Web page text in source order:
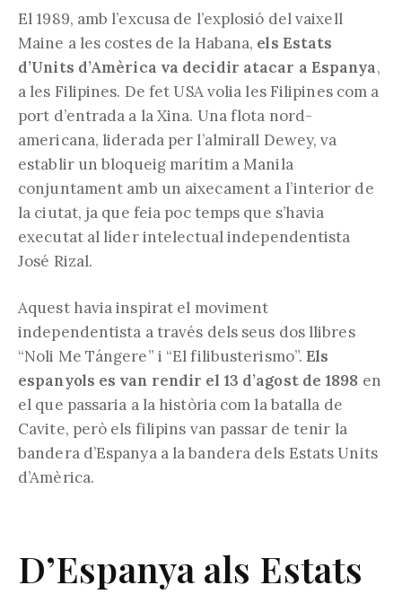
El 1989, amb l’excusa de l’explosió del vaixell
Maine a les costes de la Habana, els Estats
d’Units d’Amèrica va decidir atacar a Espanya,
a les Filipines. De fet USA volia les Filipines com a
port d’entrada a la Xina. Una flota nord-
americana, liderada per l’almirall Dewey, va
establir un bloqueig marítim a Manila
conjuntament amb un aixecament a l’interior de
la ciutat, ja que feia poc temps que s’havia
executat al líder intelectual independentista
José Rizal.
Aquest havia inspirat el moviment
independentista a través dels seus dos llibres
“Noli Me Tángere” i “El filibusterismo”.Els
espanyols es van rendir el 13 d’agost de 1898 en
el que passaria a la història com la batalla de
Cavite, però els filipins van passar de tenir la
bandera d’Espanya a la bandera dels Estats Units
d’Amèrica.
D’Espanya als Estats